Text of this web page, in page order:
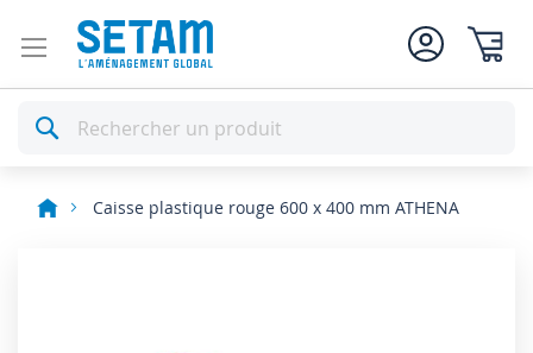
Rechercher
Caisse plastique rouge 600 x 400 mm ATHENA